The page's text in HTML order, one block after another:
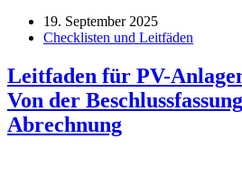
19. September 2025
Checklisten und Leitfäden
Leitfaden für PV-
Von der
Abrechnung